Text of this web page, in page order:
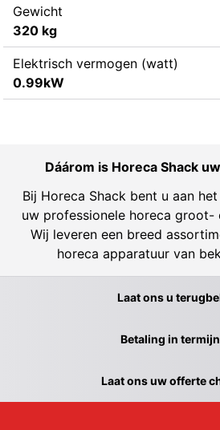
Gewicht
320 kg
Elektrisch vermogen (watt)
0.99kW
Dáárom is Horeca Shack
Bij Horeca Shack bent u aan
uw professionele horeca groot-
Wij leveren een breed
horeca apparatuur van
Laat ons u
Betaling in
Laat ons uw offerte